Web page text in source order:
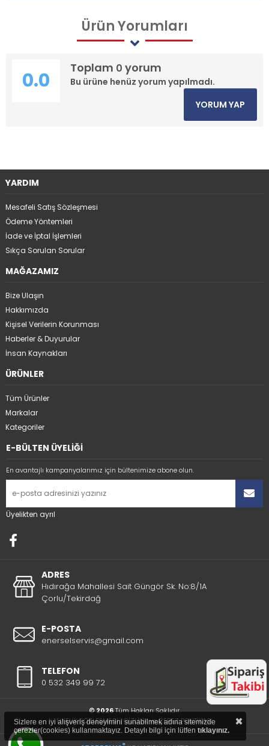
ÜrünYorumları
Toplam 0 yorum
Bu ürüne henüz yorum yapılmadı.
0.0
YORUM YAP
YARDIM
Mesafeli Satış Sözleşmesi
Ödeme Yöntemleri
İade ve İptal İşlemleri
Sıkça Sorulan Sorular
MAĞAZAMIZ
Bize Ulaşın
Hakkımızda
Kişisel Verilerin Korunması
Haberler & Duyurular
İnsan Kaynakları
ÜRÜNLER
Tüm Ürünler
Markalar
Kategoriler
E-BÜLTEN ÜYELİĞİ
En avantajlı kampanyalarımız için bültenimize abone olun.
Üyelikten ayrıl
ADRES
Hıdırağa Mahallesi Sait Güngör Sk. No:8/1A
Çorlu/Tekirdağ
E-POSTA
enerselservis@gmail.com
TELEFON
0 532 349 99 72
© 2026Tüm Hakları Saklıdır.
ÜYELİK SÖZLEŞMESİ|GİZLİLİK ve ÇEREZ POLİTİKASI
Sizlere en iyi alışveriş deneyimini sunabilmek adına sitemizde
çerezler(cookies) kullanmaktayız. Detaylı bilgi için lütfen tıklayınız. ×